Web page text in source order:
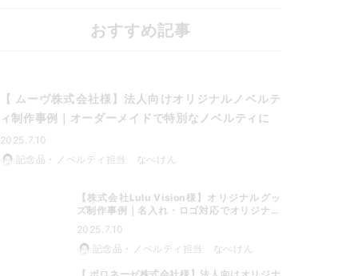
おすすめ記事
【 ムーヴ株式会社様】法人向けオリジナルノベルテ
ィ制作事例｜オーダーメイドで特別なノベルティに
2025.7.10
記念品・ノベルティ担当 なべけん
【株式会社Lulu Vision様】オリジナルグッ
ズ制作事例｜名入れ・ロゴ対応でオリジナル
グッズに最適
2025.7.10
記念品・ノベルティ担当 なべけん